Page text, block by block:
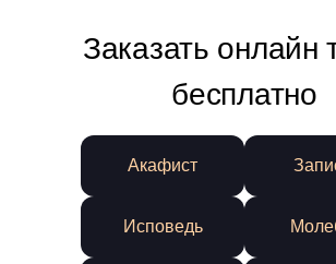
Заказать онлайн
бесплатно
Акафист
Исповедь